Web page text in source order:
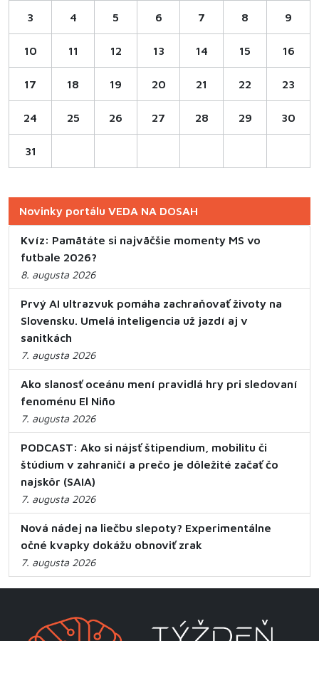
3 4 5 6 7 8 9
10 11 12 13 14 15 16
17 18 19 20 21 22 23
24 25 26 27 28 29 30
31
Novinky portálu VEDA NA DOSAH
Kvíz: Pamätáte si najväčšie momenty MS vo
futbale 2026?
8. augusta 2026
Prvý AI ultrazvuk pomáha zachraňovať životy na
Slovensku. Umelá inteligencia už jazdí aj v
sanitkách
7. augusta 2026
Ako slanosť oceánu mení pravidlá hry pri sledovaní
fenoménu El Niño
7. augusta 2026
PODCAST: Ako si nájsť štipendium, mobilitu či
štúdium v zahraničí a prečo je dôležité začať čo
najskôr (SAIA)
7. augusta 2026
Nová nádej na liečbu slepoty? Experimentálne
očné kvapky dokážu obnoviť zrak
7. augusta 2026